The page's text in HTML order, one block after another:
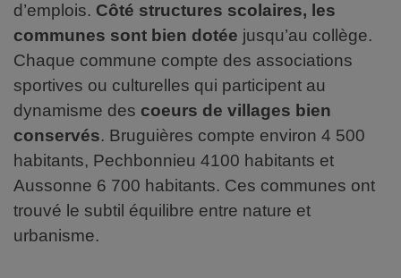
d’emplois. Côté structures scolaires, les
communes sont bien dotée jusqu’au collège.
Chaque commune compte des associations
sportives ou culturelles qui participent au
dynamisme des coeurs de villages bien
conservés. Bruguières compte environ 4 500
habitants, Pechbonnieu 4100 habitants et
Aussonne 6 700 habitants. Ces communes ont
trouvé le subtil équilibre entre nature et
urbanisme.